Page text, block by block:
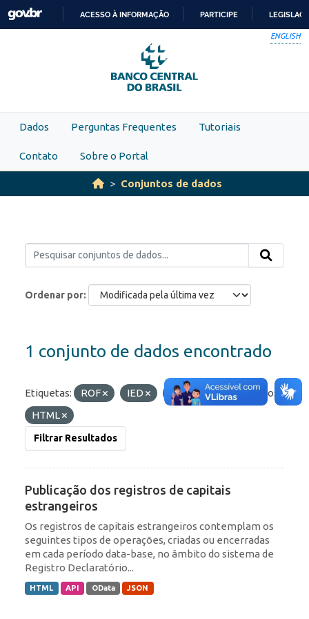
Skip to main content
PARA
O
CONTEÚDO
ACESSO À INFORMAÇÃO PARTICIPE
ENGLISH
Dados Perguntas Frequentes Tutoriais
Contato Sobre o Portal
Conjuntos de dados
Ordenar por
1 conjunto de dados encontrado
Etiquetas: ROF IED Portfólio
Formatos:
HTML
Filtrar Resultados
Publicação dos registros de capitais
estrangeiros
Os registros de capitais estrangeiros contemplam os
seguintes tipos de operações, criadas ou encerradas
em cada período data-base, no âmbito do sistema de
Registro Declaratório...
HTML API OData JSON